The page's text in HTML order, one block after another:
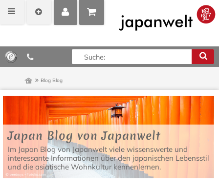
MEIN
POSITIONEN
ANZEIGEN
0,00 €*
Blog Blog
Japan Blog von Japanwelt
Im Japan Blog von Japanwelt viele wissenswerte und
interessante Informationen über den japanischen Lebensstil
und die asiatische Wohnkultur kennenlernen.